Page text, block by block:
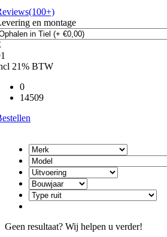
en montage
21% BTW
0
14509
Geen resultaat? Wij helpen u verder!